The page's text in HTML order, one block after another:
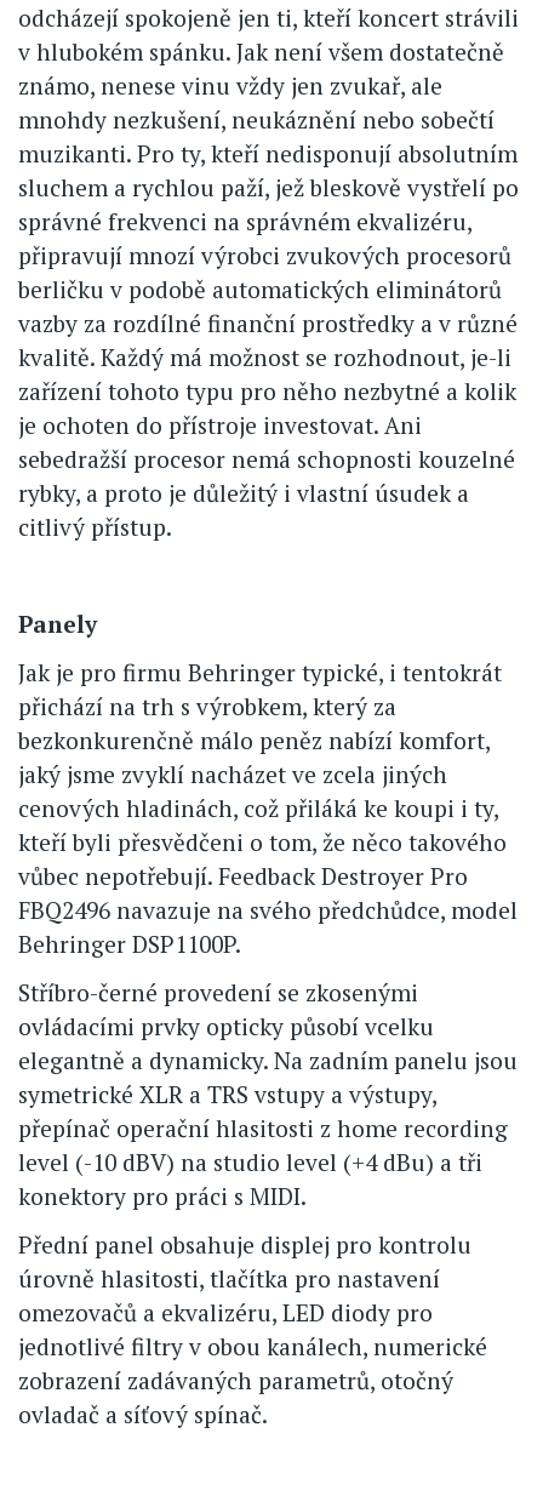
odcházejí spokojeně jen ti, kteří koncert strávili
v hlubokém spánku. Jak není všem dostatečně
známo, nenese vinu vždy jen zvukař, ale
mnohdy nezkušení, neukáznění nebo sobečtí
muzikanti. Pro ty, kteří nedisponují absolutním
sluchem a rychlou paží, jež bleskově vystřelí po
správné frekvenci na správném ekvalizéru,
připravují mnozí výrobci zvukových procesorů
berličku v podobě automatických eliminátorů
vazby za rozdílné finanční prostředky a v různé
kvalitě. Každý má možnost se rozhodnout, je-li
zařízení tohoto typu pro něho nezbytné a kolik
je ochoten do přístroje investovat. Ani
sebedražší procesor nemá schopnosti kouzelné
rybky, a proto je důležitý i vlastní úsudek a
citlivý přístup.
Panely
Jak je pro firmu Behringer typické, i tentokrát
přichází na trh s výrobkem, který za
bezkonkurenčně málo peněz nabízí komfort,
jaký jsme zvyklí nacházet ve zcela jiných
cenových hladinách, což přiláká ke koupi i ty,
kteří byli přesvědčeni o tom, že něco takového
vůbec nepotřebují. Feedback Destroyer Pro
FBQ2496 navazuje na svého předchůdce, model
Behringer DSP1100P.
Stříbro-černé provedení se zkosenými
ovládacími prvky opticky působí vcelku
elegantně a dynamicky. Na zadním panelu jsou
symetrické XLR a TRS vstupy a výstupy,
přepínač operační hlasitosti z home recording
level (-10 dBV) na studio level (+4 dBu) a tři
konektory pro práci s MIDI.
Přední panel obsahuje displej pro kontrolu
úrovně hlasitosti, tlačítka pro nastavení
omezovačů a ekvalizéru, LED diody pro
jednotlivé filtry v obou kanálech, numerické
zobrazení zadávaných parametrů, otočný
ovladač a síťový spínač.